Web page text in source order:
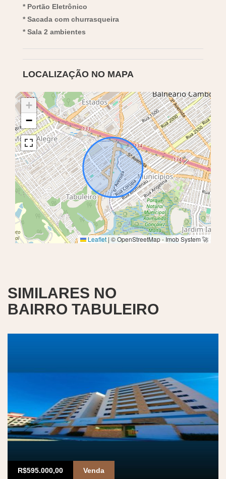
* Portão Eletrônico
* Sacada com churrasqueira
* Sala 2 ambientes
LOCALIZAÇÃO NO MAPA
+
−
Leaflet | © OpenStreetMap - Imob System 🚀
SIMILARES NO
BAIRRO TABULEIRO
R$595.000,00 Venda